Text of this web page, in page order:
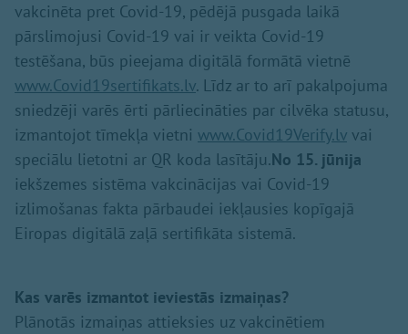
vakcinēta pret Covid-19, pēdējā pusgada laikā
pārslimojusi Covid-19 vai ir veikta Covid-19
testēšana, būs pieejama digitālā formātā vietnē
www.Covid19sertifikats.lv. Līdz ar to arī pakalpojuma
sniedzēji varēs ērti pārliecināties par cilvēka statusu,
izmantojot tīmekļa vietni www.Covid19Verify.lv vai
speciālu lietotni ar QR koda lasītāju.No 15. jūnija
iekšzemes sistēma vakcinācijas vai Covid-19
izlimošanas fakta pārbaudei iekļausies kopīgajā
Eiropas digitālā zaļā sertifikāta sistemā.
Kas varēs izmantot ieviestās izmaiņas?
Plānotās izmaiņas attieksies uz vakcinētiem